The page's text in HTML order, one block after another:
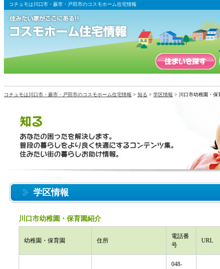
コチュモは川口市・蕨市・戸田市のコスモホーム住宅情報
コチュモは川口市・蕨市・戸田市のコスモホーム住宅情報 > 知る > 学区情報 > 川口市幼稚園・保
学区情報
川口市幼稚園・保育園紹介
幼稚園・保育園 住所
電話番
号
URL
048-